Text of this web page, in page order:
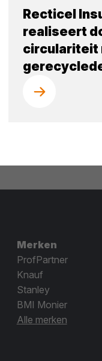
Recticel
realiseert
circulariteit
Merken
ProfPartner
Knauf
Stanley
BMI Monier
Alle merken